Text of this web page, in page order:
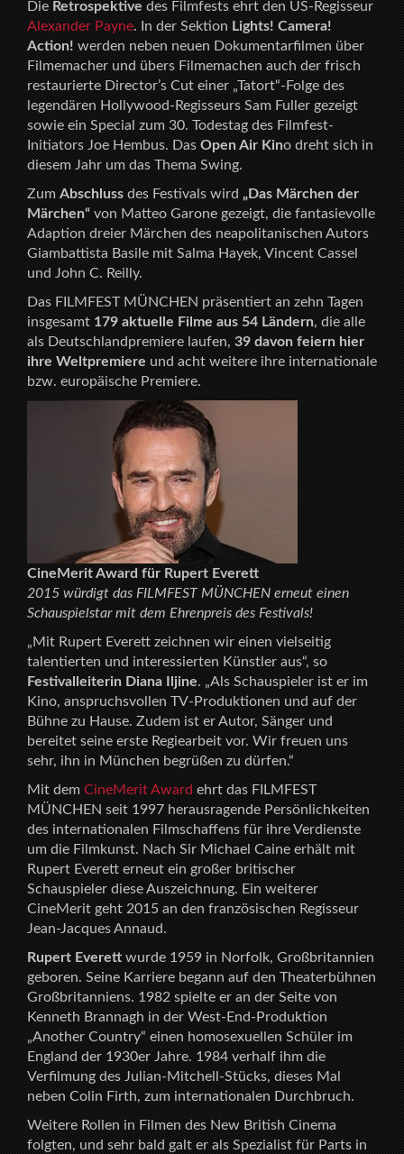
DieRetrospektivedes Filmfests ehrt den US-Regisseur
Alexander Payne. In der SektionLights! Camera!
Action!werden neben neuen Dokumentarfilmen über
Filmemacher und übers Filmemachen auch der frisch
restaurierte Director’s Cut einer „Tatort“-Folge des
legendären Hollywood-Regisseurs Sam Fuller gezeigt
sowie ein Special zum 30. Todestag des Filmfest-
Initiators Joe Hembus. DasOpen Air Kino dreht sich in
diesem Jahr um das Thema Swing.
ZumAbschlussdes Festivals wird„Das Märchen der
Märchen“von Matteo Garone gezeigt, die fantasievolle
Adaption dreier Märchen des neapolitanischen Autors
Giambattista Basile mit Salma Hayek, Vincent Cassel
und John C. Reilly.
Das FILMFEST MÜNCHEN präsentiert an zehn Tagen
insgesamt179 aktuelle Filme aus 54 Ländern, die alle
als Deutschlandpremiere laufen,39 davon feiern hier
ihre Weltpremiereund acht weitere ihre internationale
bzw. europäische Premiere.
CineMerit Award für Rupert Everett
2015 würdigt das FILMFEST MÜNCHEN erneut einen
Schauspielstar mit dem Ehrenpreis des Festivals!
„Mit Rupert Everett zeichnen wir einen vielseitig
talentierten und interessierten Künstler aus“, so
Festivalleiterin Diana Iljine. „Als Schauspieler ist er im
Kino, anspruchsvollen TV-Produktionen und auf der
Bühne zu Hause. Zudem ist er Autor, Sänger und
bereitet seine erste Regiearbeit vor. Wir freuen uns
sehr, ihn in München begrüßen zu dürfen.“
Mit demCineMerit Awardehrt das FILMFEST
MÜNCHEN seit 1997 herausragende Persönlichkeiten
des internationalen Filmschaffens für ihre Verdienste
um die Filmkunst. Nach Sir Michael Caine erhält mit
Rupert Everett erneut ein großer britischer
Schauspieler diese Auszeichnung. Ein weiterer
CineMerit geht 2015 an den französischen Regisseur
Jean-Jacques Annaud.
Rupert Everettwurde 1959 in Norfolk, Großbritannien
geboren. Seine Karriere begann auf den Theaterbühnen
Großbritanniens. 1982 spielte er an der Seite von
Kenneth Brannagh in der West-End-Produktion
„Another Country“ einen homosexuellen Schüler im
England der 1930er Jahre. 1984 verhalf ihm die
Verfilmung des Julian-Mitchell-Stücks, dieses Mal
neben Colin Firth, zum internationalen Durchbruch.
Weitere Rollen in Filmen des New British Cinema
folgten, und sehr bald galt er als Spezialist für Parts in